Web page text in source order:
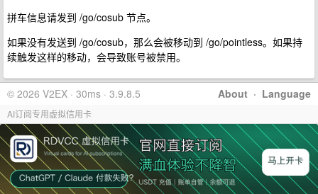
拼车信息请发到 /go/cosub 节点。
如果没有发送到 /go/cosub，那么会被移动到 /go/pointless。如果持
续触发这样的移动，会导致账号被禁用。
About · Language
© 2026 V2EX · 30ms · 3.9.8.5
AI订阅专用虚拟信用卡